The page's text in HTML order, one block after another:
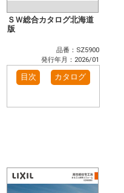
ＳＷ総合カタログ北海道
版
品番：SZ5900
発行年月：2026/01
目次 カタログ